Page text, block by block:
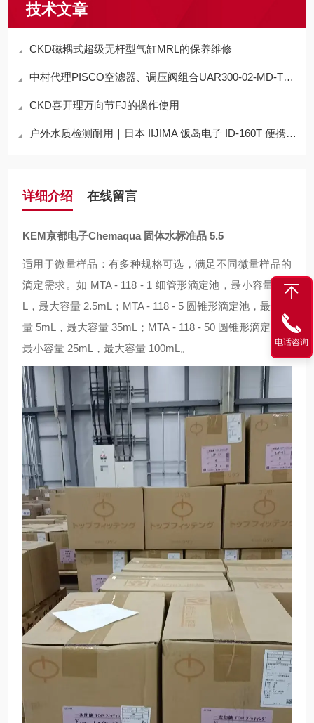
技术文章
CKD磁耦式超级无杆型气缸MRL的保养维修
中村代理PISCO空滤器、调压阀组合UAR300-02-MD-T3的适用范围
CKD喜开理万向节FJ的操作使用
户外水质检测耐用｜日本 IIJIMA 饭岛电子 ID-160T 便携式水质溶氧仪
详细介绍 在线留言
KEM京都电子Chemaqua 固体水标准品 5.5
适用于微量样品：有多种规格可选，满足不同微量样品的
滴定需求。如 MTA - 118 - 1 细管形滴定池，最小容量 1m
L，最大容量 2.5mL；MTA - 118 - 5 圆锥形滴定池，最小容
量 5mL，最大容量 35mL；MTA - 118 - 50 圆锥形滴定池，
最小容量 25mL，最大容量 100mL。
电话咨询